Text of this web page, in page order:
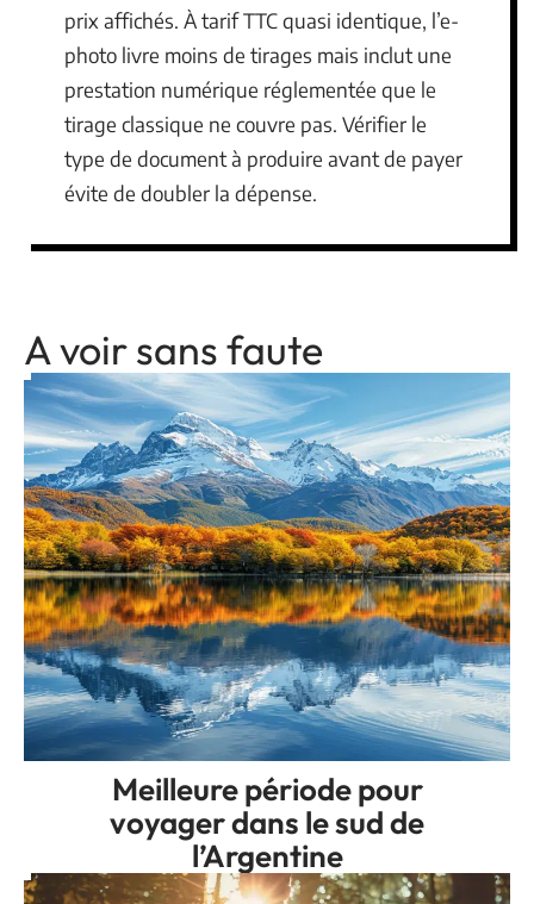
prix affichés. À tarif TTC quasi identique, l’e-
photo livre moins de tirages mais inclut une
prestation numérique réglementée que le
tirage classique ne couvre pas. Vérifier le
type de document à produire avant de payer
évite de doubler la dépense.
A voir sans faute
Meilleure période pour
voyager dans le sud de
l’Argentine